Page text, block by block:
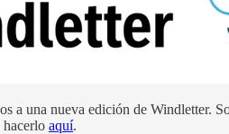
a una nueva edición de Windletter.
hacerlo aquí.